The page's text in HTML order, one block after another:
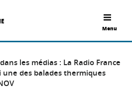
Menu
les médias : La Radio France
une des balades thermiques